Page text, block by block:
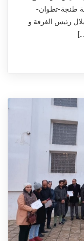
طنجة-تطوان-
رئيس الغرفة و